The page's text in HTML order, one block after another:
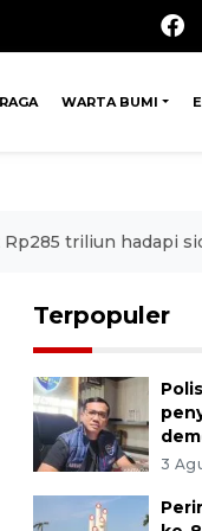
WARTA BUMI
triliun hadapi
Terpopuler
3